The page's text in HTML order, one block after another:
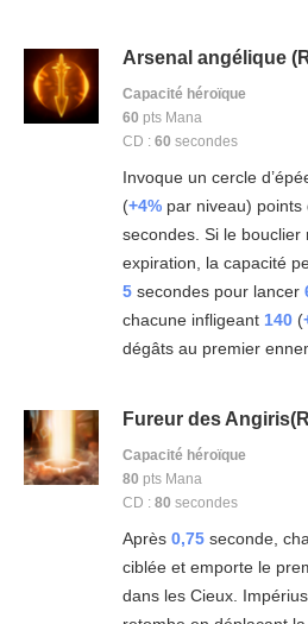
Arsenal angélique
Capacité héroïque
60 pts Mana
CD :60 secondes
Invoque un cercle
(+4% par niveau)
secondes. Si le bouclier
expiration, la capacité
5 secondes pour lancer
chacune infligeant 140 (
dégâts au premier
Fureur des
Capacité héroïque
80 pts Mana
CD :80 secondes
Après0,75 seconde,
ciblée et emporte le
dans les Cieux.